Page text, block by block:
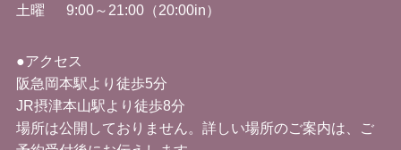
土曜 9:00～ 21:00（20:00in）
●アクセス
阪急岡本駅より徒歩5分
JR摂津本山駅より徒歩8分
場所は公開しておりません。詳しい場所のご案内は、ご